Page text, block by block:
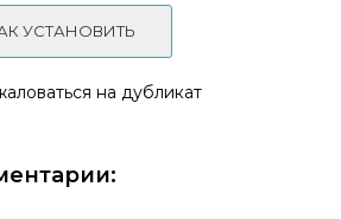
УСТАНОВИТЬ
на дубликат